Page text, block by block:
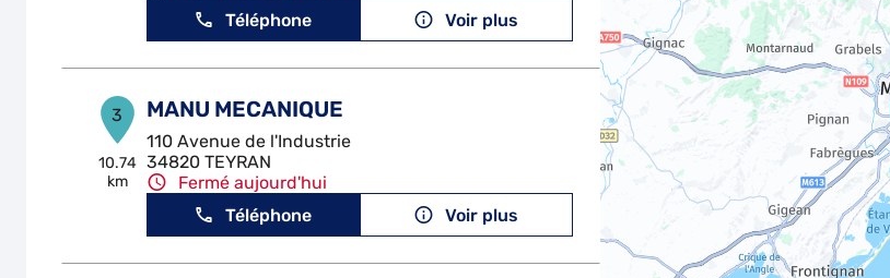
Téléphone
Voir plus
3
10.74
km
MANU MECANIQUE
110 Avenue de l'Industrie
34820 TEYRAN
Fermé aujourd'hui
Téléphone
Voir plus